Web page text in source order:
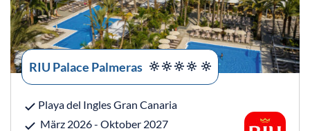
RIU Palace Palmeras
Playa del Ingles Gran Canaria
März 2026 - Oktober 2027